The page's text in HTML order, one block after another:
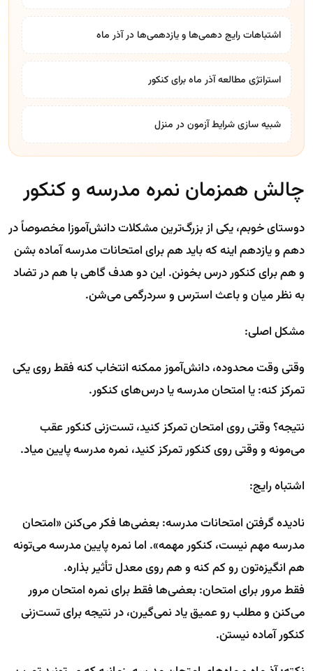
اشتباهات رایج دهمی‌ها و یازدهمی‌ها در آذر ماه
استراتژی مطالعه آذر ماه برای کنکور
شبیه سازی شرایط آزمون در منزل
چالش همزمان نمره مدرسه و کنکور
دوستای خوبم، یکی از بزرگ‌ترین مشکلات دانش‌آموزا مخصوصاً در
دهم و یازدهم اینه که باید هم برای امتحانات مدرسه آماده بشن
و هم برای کنکور درس بخونن. این دو هدف گاهی با هم در تضاد
به نظر میان و باعث استرس و سردرگمی می‌شن.
مشکل اصلی:
وقتی وقت محدوده، دانش‌آموز ممکنه انتخاب کنه فقط روی یکی
تمرکز کنه: یا امتحان مدرسه یا درس‌های کنکور.
نتیجه؟ وقتی روی امتحان تمرکز کنید، تست‌زنی کنکور عقب
می‌مونه و وقتی روی کنکور تمرکز کنید، نمره مدرسه پایین میاد.
اشتباه رایج:
نادیده گرفتن امتحانات مدرسه: بعضی‌ها فکر می‌کنن «امتحان
مدرسه مهم نیست، کنکور مهمه». اما نمره پایین مدرسه می‌تونه
هم انگیزه‌تون رو کم کنه و هم روی معدل تأثیر بذاره.
فقط مرور برای امتحان: بعضی‌ها فقط برای نمره امتحان مرور
می‌کنن و مطلب رو عمیق یاد نمی‌گیرن، در نتیجه برای تست‌زنی
کنکور آماده نیستن.